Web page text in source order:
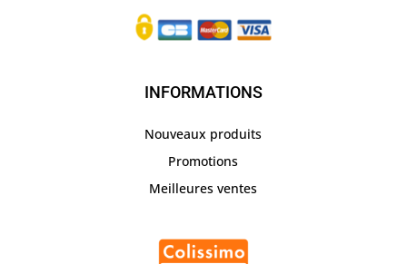
INFORMATIONS
Nouveaux produits
Promotions
Meilleures ventes